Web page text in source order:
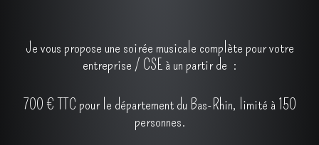
Je vous propose une soirée musicale complète pour votre
entreprise / CSE à un partir de :
700 € TTC pour le département du Bas-Rhin, limité à 150
personnes.